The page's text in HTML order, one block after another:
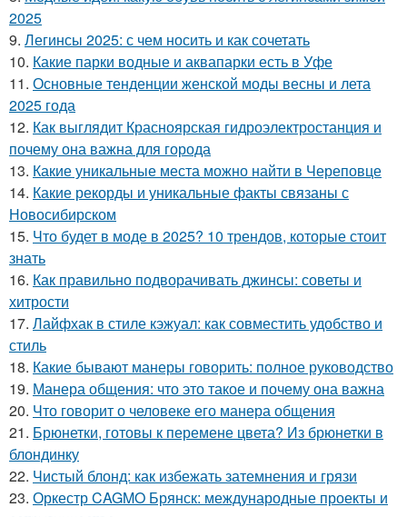
2025
9. Легинсы 2025: с чем носить и как сочетать
10. Какие парки водные и аквапарки есть в Уфе
11. Основные тенденции женской моды весны и лета
2025 года
12. Как выглядит Красноярская гидроэлектростанция и
почему она важна для города
13. Какие уникальные места можно найти в Череповце
14. Какие рекорды и уникальные факты связаны с
Новосибирском
15. Что будет в моде в 2025? 10 трендов, которые стоит
знать
16. Как правильно подворачивать джинсы: советы и
хитрости
17. Лайфхак в стиле кэжуал: как совместить удобство и
стиль
18. Какие бывают манеры говорить: полное руководство
19. Манера общения: что это такое и почему она важна
20. Что говорит о человеке его манера общения
21. Брюнетки, готовы к перемене цвета? Из брюнетки в
блондинку
22. Чистый блонд: как избежать затемнения и грязи
23. Оркестр CAGMO Брянск: международные проекты и